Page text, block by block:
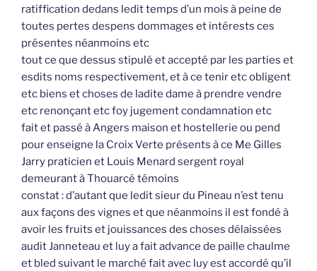
ratiffication dedans ledit temps d’un mois à peine de
toutes pertes despens dommages et intérests ces
présentes néanmoins etc
tout ce que dessus stipulé et accepté par les parties et
esdits noms respectivement, et à ce tenir etc obligent
etc biens et choses de ladite dame à prendre vendre
etc renonçant etc foy jugement condamnation etc
fait et passé à Angers maison et hostellerie ou pend
pour enseigne la Croix Verte présents à ce Me Gilles
Jarry praticien et Louis Menard sergent royal
demeurant à Thouarcé témoins
constat : d’autant que ledit sieur du Pineau n’est tenu
aux façons des vignes et que néanmoins il est fondé à
avoir les fruits et jouissances des choses délaissées
audit Janneteau et luy a fait advance de paille chaulme
et bled suivant le marché fait avec luy est accordé qu’il